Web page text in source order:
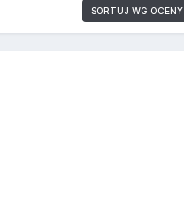
SORTUJ WG OCENY